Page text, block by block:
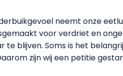
neemt onze
voor verdriet en
blijven. Soms is het
zijn wij een petitie